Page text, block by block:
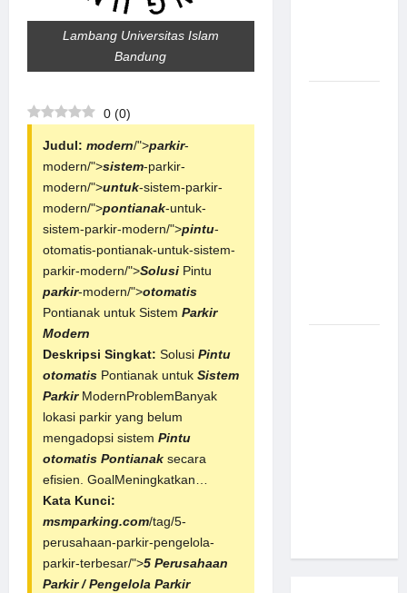
Lambang Universitas Islam
Bandung
0 (0)
Judul: modern/">parkir-
modern/">sistem-parkir-
modern/">untuk-sistem-parkir-
modern/">pontianak-untuk-
sistem-parkir-modern/">pintu-
otomatis-pontianak-untuk-sistem-
parkir-modern/">Solusi Pintu
parkir-modern/">otomatis
Pontianak untuk Sistem Parkir
Modern
Deskripsi Singkat: Solusi Pintu
otomatis Pontianak untuk Sistem
ParkirModernProblemBanyak
lokasi parkir yang belum
mengadopsi sistem Pintu
otomatis Pontianak secara
efisien. GoalMeningkatkan…
Kata Kunci:
msmparking.com/tag/5-
perusahaan-parkir-pengelola-
parkir-terbesar/">5 Perusahaan
Parkir / Pengelola Parkir